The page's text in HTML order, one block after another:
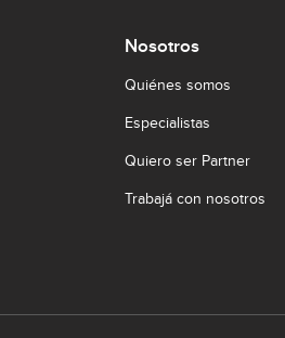
Nosotros
Quiénes somos
Especialistas
Quiero ser Partner
Trabajá con nosotros